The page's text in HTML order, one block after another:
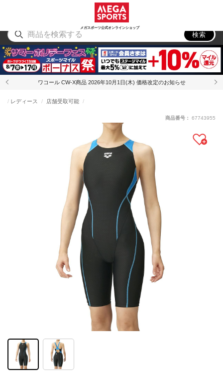
メガスポーツ公式オンラインショップ
アウトドア
検索
ワコール CW-X商品 2026年10月1日(木) 価格改定のお知らせ
レディース 店舗受取可能
商品番号： 67743955